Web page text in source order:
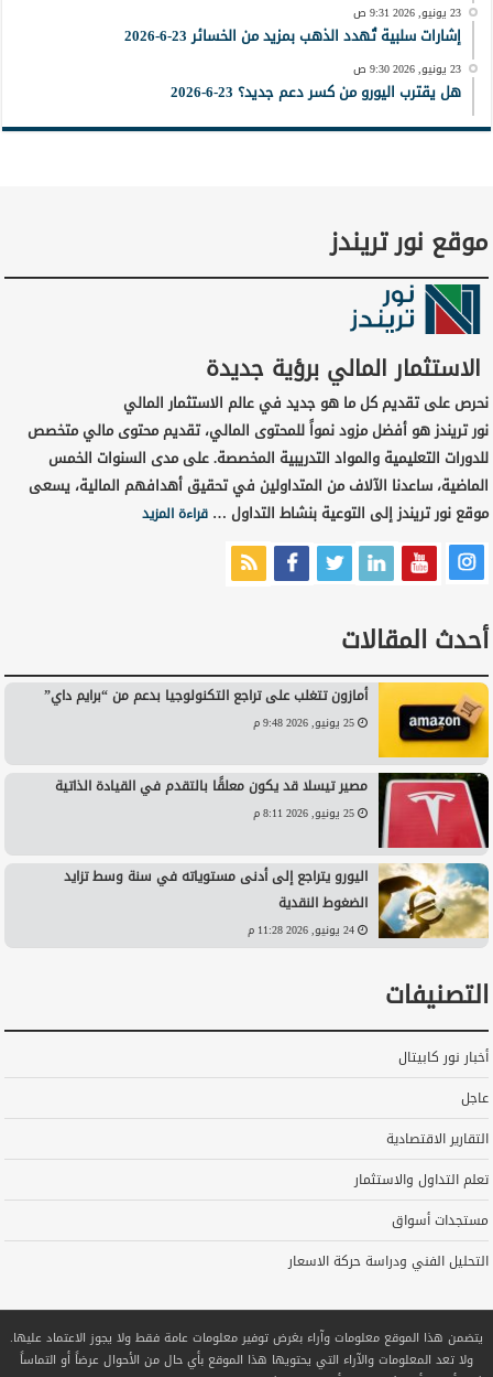
23 يونيو, 2026 9:31 ص
إشارات سلبية تُهدد الذهب بمزيد من الخسائر 23-6-2026
23 يونيو, 2026 9:30 ص
هل يقترب اليورو من كسر دعم جديد؟ 23-6-2026
موقع نور تريندز
الاستثمار المالي برؤية جديدة
نحرص على تقديم كل ما هو جديد في عالم الاستثمار المالي
نور تريندز هو أفضل مزود نمواً للمحتوى المالي، تقديم محتوى مالي متخصص
للدورات التعليمية والمواد التدريبية المخصصة. على مدى السنوات الخمس
الماضية، ساعدنا الآلاف من المتداولين في تحقيق أهدافهم المالية، يسعى
موقع نور تريندز إلى التوعية بنشاط التداول …قراءة المزيد
أحدث المقالات
أمازون تتغلب على تراجع التكنولوجيا بدعم من “برايم داي”
25 يونيو, 2026 9:48 م
مصير تيسلا قد يكون معلقًا بالتقدم في القيادة الذاتية
25 يونيو, 2026 8:11 م
اليورو يتراجع إلى أدنى مستوياته في سنة وسط تزايد
الضغوط النقدية
24 يونيو, 2026 11:28 م
التصنيفات
أخبار نور كابيتال
عاجل
التقارير الاقتصادية
تعلم التداول والاستثمار
مستجدات أسواق
التحليل الفني ودراسة حركة الاسعار
يتضمن هذا الموقع معلومات وآراء بغرض توفير معلومات عامة فقط ولا يجوز الاعتماد عليها.
ولا تعد المعلومات والآراء التي يحتويها هذا الموقع بأي حال من الأحوال عرضاً أو التماساً